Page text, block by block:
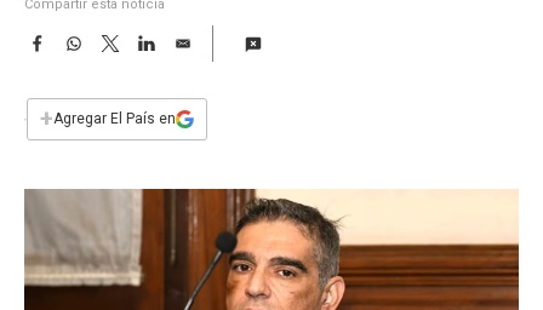
Compartir esta noticia
F
e
b
k
W
s
T
w
t
L
E
i
l
+Agregar El País en